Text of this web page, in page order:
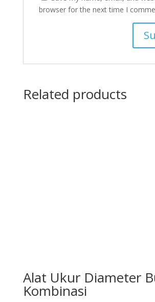
browser for the next time I
Related products
Alat Ukur Diameter
Kombinasi